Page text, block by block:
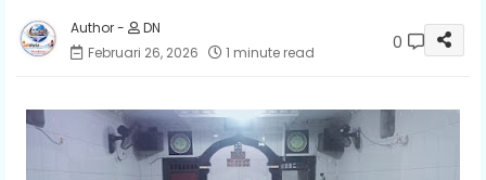
DN
Februari 26, 2026
1 minute read 0